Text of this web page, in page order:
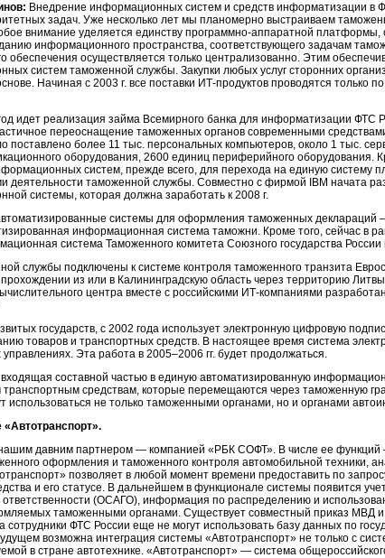
Внедрение информационных систем и средств информатизации в
задач. Уже несколько лет мы планомерно выстраиваем
внимание уделяется единству программно-аппаратной платформы,
информационного пространства, соответствующего задачам
обеспечения осуществляется только централизованно. Этим
систем таможенной службы. Закупки любых услуг сторонних
Начиная с 2003 г. все поставки ИТ-продуктов проводятся только
идет реализация займа Всемирного банка для информатизации ФТС
переоснащение таможенных органов современными
поставлено более 11 тыс. персональных компьютеров, около 1 тыс.
оборудования, 2600 единиц периферийного оборудования.
систем, прежде всего, для перехода на единую систему
деятельности таможенной службы. Совместно с фирмой IBM начата
системы, которая должна заработать к 2008 г.
системы для оформления таможенных деклараций
информационная система таможни. Кроме того, сейчас в
система Таможенного комитета Союзного государства России
службы подключены к системе контроля таможенного транзита
из или в Калининградскую область через территорию
центра вместе с российскими ИТ-компаниями
государств, с 2002 года использует электронную цифровую
товаров и транспортных средств. В настоящее время система
Эта работа в 2005–2006 гг. будет продолжаться.
составной частью в единую автоматизированную
средствам, которые перемещаются через таможенную
не только таможенными органами, но и органами
давним партнером — компанией «РБК СОФТ». В числе ее
оформления и таможенного контроля автомобильной техники,
позволяет в любой момент времени предоставить по
и его статусе. В дальнейшем в функционале системы появится
(ОСАГО), информация по распределению и
таможенными органами. Существует совместный приказ
ФТС России еще не могут использовать базу данных по
возможна интеграция системы «Автотранспорт» не только с
в стране автотехнике. «Автотранспорт» — система